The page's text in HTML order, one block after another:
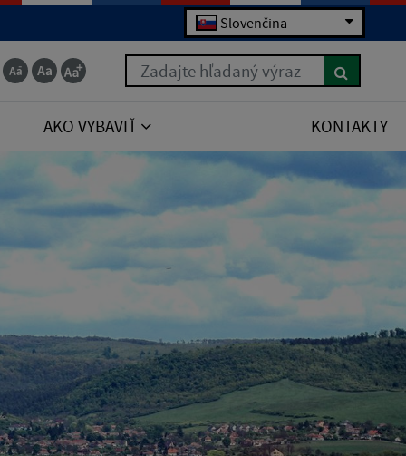
Slovenčina
Zadajte hľadaný výraz
AKO VYBAVIŤ KONTAKTY